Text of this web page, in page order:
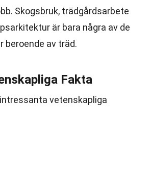
Skogsbruk, trädgårdsarbete
är bara några av de
beroende av träd.
Fakta
vetenskapliga